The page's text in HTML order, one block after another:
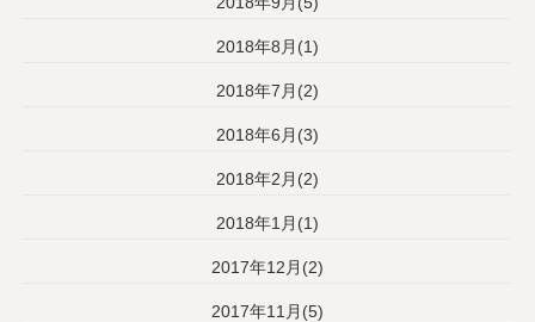
2018年8月(1)
2018年7月(2)
2018年6月(3)
2018年2月(2)
2018年1月(1)
2017年12月(2)
2017年11月(5)